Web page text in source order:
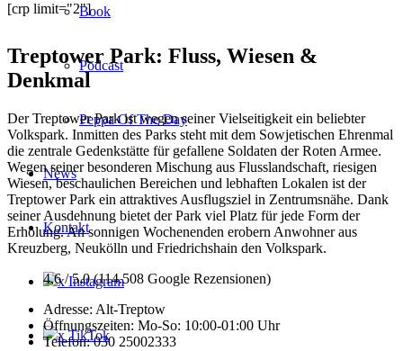
Book
Podcast
Peppa Of The Day
News
Kontakt
x Instagram
x TikTok
[crp limit="2"]
Treptower Park: Fluss, Wiesen &
Denkmal
Der Treptower Park ist wegen seiner Vielseitigkeit ein beliebter
Volkspark. Inmitten des Parks steht mit dem Sowjetischen Ehrenmal
die zentrale Gedenkstätte für gefallene Soldaten der Roten Armee.
Wegen seiner besonderen Mischung aus Flusslandschaft, riesigen
Wiesen, beschaulichen Bereichen und lebhaften Lokalen ist der
Treptower Park ein attraktives Ausflugsziel in Zentrumsnähe. Dank
seiner Ausdehnung bietet der Park viel Platz für jede Form der
Erholung. An sonnigen Wochenenden erobern Anwohner aus
Kreuzberg, Neukölln und Friedrichshain den Volkspark.
4,6 / 5,0 (114.508 Google Rezensionen)
Adresse: Alt-Treptow
Öffnungszeiten: Mo-So: 10:00-01:00 Uhr
Telefon: 030 25002333